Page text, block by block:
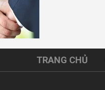
TRANG CHỦ